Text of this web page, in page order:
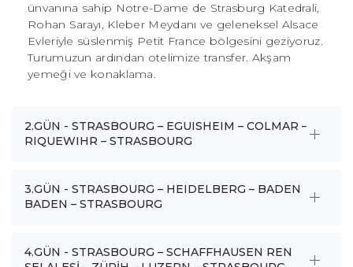
ünvanına sahip Notre-Dame de Strasburg Katedrali,
Rohan Sarayı, Kleber Meydanı ve geleneksel Alsace
Evleriyle süslenmiş Petit France bölgesini geziyoruz.
Turumuzun ardından otelimize transfer. Akşam
yemeği ve konaklama.
2.GÜN - STRASBOURG – EGUISHEIM – COLMAR –
RIQUEWIHR – STRASBOURG
3.GÜN - STRASBOURG – HEIDELBERG – BADEN
BADEN – STRASBOURG
4.GÜN - STRASBOURG – SCHAFFHAUSEN REN